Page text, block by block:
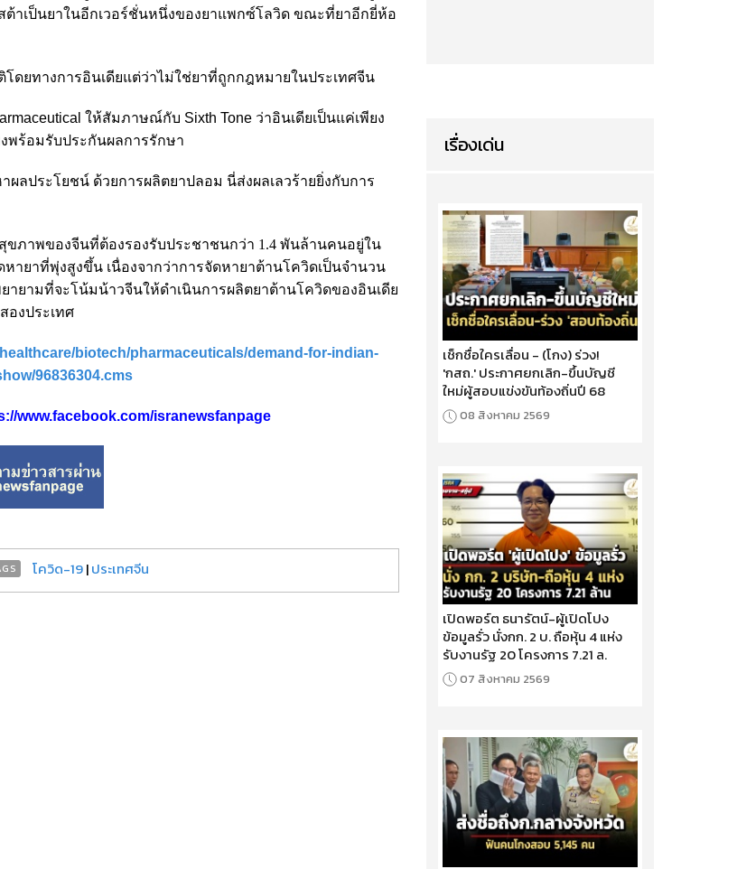
าเป็นยาในอีกเวอร์ชั่นหนึ่งของยาแพกซ์โลวิด ขณะที่ยาอีกยี่ห้อ
ดยทางการอินเดียแต่ว่าไม่ใช่ยาที่ถูกกฎหมายในประเทศจีน
ให้สัมภาษณ์กับ Sixth Tone ว่าอินเดียเป็นแค่เพียง
พร้อมรับประกันผลการรักษา
ลประโยชน์ ด้วยการผลิตยาปลอม นี่ส่งผลเลวร้ายยิ่งกับการ
ภาพของจีนที่ต้องรองรับประชาชนกว่า 1.4 พันล้านคนอยู่ใน
ายาที่พุ่งสูงขึ้น เนื่องจากว่าการจัดหายาต้านโควิดเป็นจำนวน
ายามที่จะโน้มน้าวจีนให้ดำเนินการผลิตยาต้านโควิดของอินเดีย
องประเทศ
biotech/pharmaceuticals/demand-for-indian-
96836304.cms
www.facebook.com/isranewsfanpage
โควิด-19|ประเทศจีน
เรื่องเด่น
เช็กชื่อใครเลื่อน - (โกง) ร่วง!
'กสถ.' ประกาศยกเลิก-ขึ้นบัญชี
ใหม่ผู้สอบแข่งขันท้องถิ่นปี 68
08 สิงหาคม 2569
เปิดพอร์ต ธนารัตน์-ผู้เปิดโปง
ข้อมูลรั่ว นั่งกก. 2 บ. ถือหุ้น 4 แห่ง
รับงานรัฐ 20 โครงการ 7.21 ล.
07 สิงหาคม 2569